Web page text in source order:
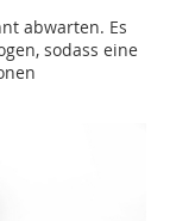
abwarten. Es
sodass eine